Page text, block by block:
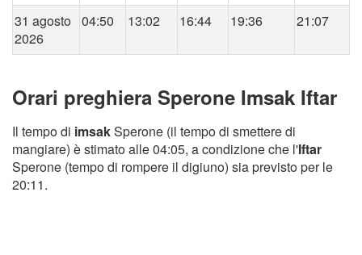
31 agosto
2026
04:50 13:02 16:44 19:36 21:07
Orari preghiera Sperone Imsak Iftar
Il tempo di imsakSperone (il tempo di smettere di
mangiare) è stimato alle 04:05, a condizione che l'Iftar
Sperone (tempo di rompere il digiuno) sia previsto per le
20:11.